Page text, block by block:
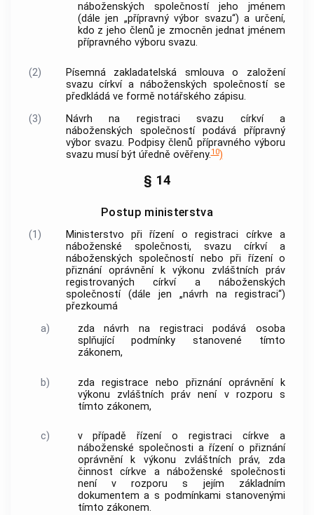
náboženských společnostíjeho jménem
(dále jen „přípravný výbor svazu“) a určení,
kdo z jeho členů je zmocněn jednat jménem
přípravného výboru svazu.
(2)
Písemná zakladatelská smlouva o založení
svazucírkví a náboženských společnostíse
předkládá ve formě notářského zápisu.
(3)
Návrh na registraci svazu církví a
náboženských společnostípodává přípravný
výbor svazu. Podpisy členů přípravného výboru
svazu musí být úředně ověřeny.10)
§ 14
Postup ministerstva
(1) Ministerstvo při řízení o registraci církve a
náboženské společnosti, svazu církví a
náboženských společnostínebo při řízení o
přiznání oprávnění k výkonu zvláštních práv
registrovaných církví a náboženských
společností(dále jen „návrh na registraci“)
přezkoumá
a)
zda návrh na registraci podává osoba
splňující podmínky stanovené tímto
zákonem,
b)
zda registrace nebo přiznání oprávnění k
výkonu zvláštních práv není v rozporu s
tímto zákonem,
c) v případě řízení o registracicírkve a
náboženské společnosti a řízení o přiznání
oprávnění k výkonu zvláštních práv, zda
činnostcírkve a náboženské společnosti
není v rozporu s jejím základním
dokumentem a s podmínkami stanovenými
tímto zákonem.